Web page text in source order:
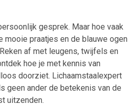
gesprek. Maar hoe vaak
mooie praatjes en de blauwe ogen
af met leugens, twijfels en
hoe je met kennis van
doorziet. Lichaamstaalexpert
geen ander de betekenis van de
uitzenden.